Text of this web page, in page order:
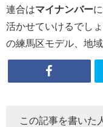
連合はマイナンバー
活かせていけるでし
の練馬区モデル、地域
この記事を書いた人